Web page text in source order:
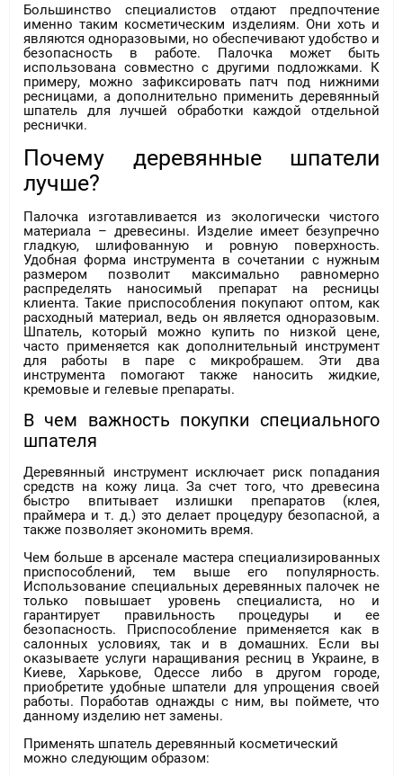
Большинство специалистов отдают предпочтение
именно таким косметическим изделиям. Они хоть и
являются одноразовыми, но обеспечивают удобство и
безопасность в работе. Палочка может быть
использована совместно с другими подложками. К
примеру, можно зафиксировать патч под нижними
ресницами, а дополнительно применить деревянный
шпатель для лучшей обработки каждой отдельной
реснички.
Почему деревянные шпатели
лучше?
Палочка изготавливается из экологически чистого
материала – древесины. Изделие имеет безупречно
гладкую, шлифованную и ровную поверхность.
Удобная форма инструмента в сочетании с нужным
размером позволит максимально равномерно
распределять наносимый препарат на ресницы
клиента. Такие приспособления покупают оптом, как
расходный материал, ведь он является одноразовым.
Шпатель, который можно купить по низкой цене,
часто применяется как дополнительный инструмент
для работы в паре с микробрашем. Эти два
инструмента помогают также наносить жидкие,
кремовые и гелевые препараты.
В чем важность покупки специального
шпателя
Деревянный инструмент исключает риск попадания
средств на кожу лица. За счет того, что древесина
быстро впитывает излишки препаратов (клея,
праймера и т. д.) это делает процедуру безопасной, а
также позволяет экономить время.
Чем больше в арсенале мастера специализированных
приспособлений, тем выше его популярность.
Использование специальных деревянных палочек не
только повышает уровень специалиста, но и
гарантирует правильность процедуры и ее
безопасность. Приспособление применяется как в
салонных условиях, так и в домашних. Если вы
оказываете услуги наращивания ресниц в Украине, в
Киеве, Харькове, Одессе либо в другом городе,
приобретите удобные шпатели для упрощения своей
работы. Поработав однажды с ним, вы поймете, что
данному изделию нет замены.
Применять шпатель деревянный косметический
можно следующим образом: